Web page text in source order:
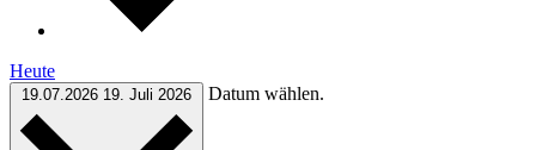
Heute
19.07.2026 19. Juli 2026 Datum wählen.